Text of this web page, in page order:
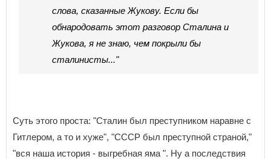
слова, сказанные Жукову. Если бы
обнародовать этот разговор Сталина и
Жукова, я не знаю, чем покрыли бы
сталинисты..."
Суть этого проста: "Сталин был преступником наравне с
Гитлером, а то и хуже", "СССР был преступной страной,"
"вся наша история - выгребная яма ". Ну а последствия